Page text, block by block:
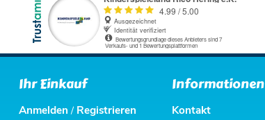
Ihr Einkauf
Anmelden / Registrieren
Informationen
Kontakt